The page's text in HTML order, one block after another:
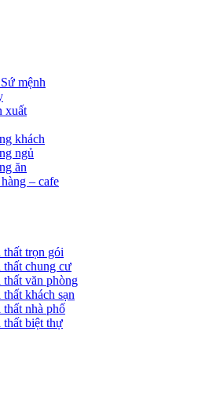
mệnh
xuất
khách
ngủ
ăn
– cafe
trọn gói
chung cư
văn phòng
khách sạn
nhà phố
biệt thự